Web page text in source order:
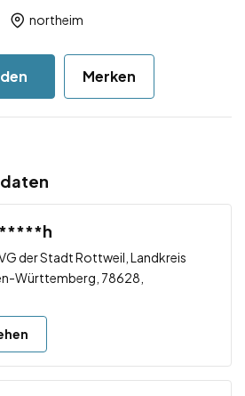
northeim
Merken
der Stadt Rottweil, Landkreis
Württemberg, 78628,